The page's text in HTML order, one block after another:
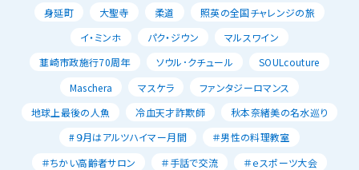
身延町
大聖寺 柔道
照英の全国チャレンジの旅
イ・ミンホ
パク・ジウン
マルスワイン
韮崎市政施行70周年
ソウル･クチュール
SOULcouture
Maschera
マスケラ
ファンタジーロマンス
地球上最後の人魚
冷血天才詐欺師
秋本奈緒美の名水巡り
#９月はアルツハイマー月間
＃男性の料理教室
＃ちかい高齢者サロン
＃手話で交流
＃ｅスポーツ大会